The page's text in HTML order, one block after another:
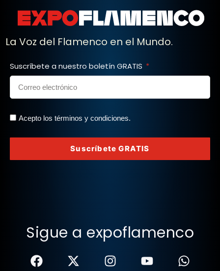
La Voz del Flamenco en el Mundo.
Suscríbete a nuestro boletín GRATIS
Acepto los términos y condiciones.
Suscríbete GRATIS
Sigue a expoflamenco